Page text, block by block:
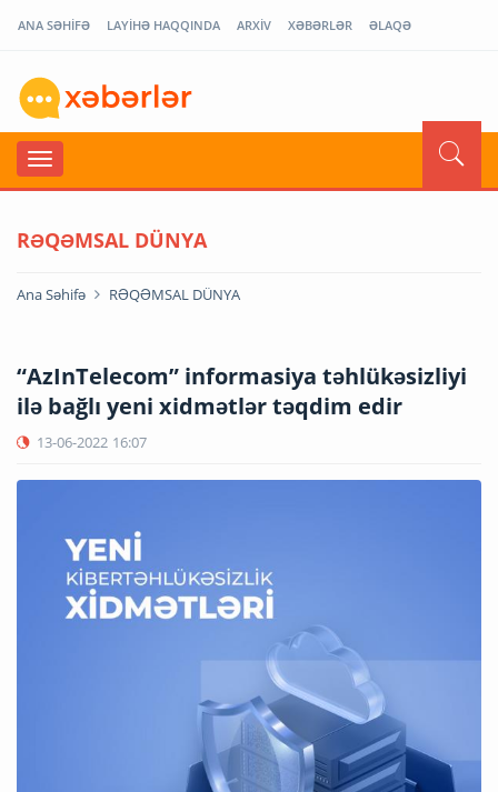
ANA SƏHİFƏ LAYİHƏ HAQQINDA ARXİV XƏBƏRLƏR ƏLAQƏ
RƏQƏMSAL DÜNYA
Ana Səhifə RƏQƏMSAL DÜNYA
“AzInTelecom” informasiya təhlükəsizliyi
ilə bağlı yeni xidmətlər təqdim edir
13-06-2022 16:07